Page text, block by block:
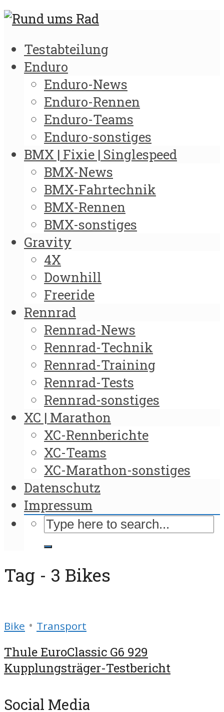
Testabteilung
Enduro
Enduro-News
Enduro-Rennen
Enduro-Teams
Enduro-sonstiges
BMX | Fixie | Singlespeed
BMX-News
BMX-Fahrtechnik
BMX-Rennen
BMX-sonstiges
Gravity
4X
Downhill
Freeride
Rennrad
Rennrad-News
Rennrad-Technik
Rennrad-Training
Rennrad-Tests
Rennrad-sonstiges
XC | Marathon
XC-Rennberichte
XC-Teams
XC-Marathon-sonstiges
Datenschutz
Impressum
Tag - 3 Bikes
Bike • Transport
Thule EuroClassic G6 929
Kupplungsträger-Testbericht
Social Media